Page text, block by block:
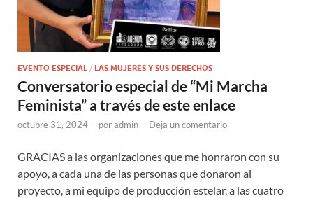
EVENTO ESPECIAL / LAS MUJERES Y SUS DERECHOS
Conversatorio especial de “Mi Marcha
Feminista” a través de este enlace
octubre 31, 2024 - poradmin - Deja un comentario
GRACIAS a las organizaciones que me honraron con su
apoyo, a cada una de las personas que donaron al
proyecto, a mi equipo de producción estelar, a las cuatro